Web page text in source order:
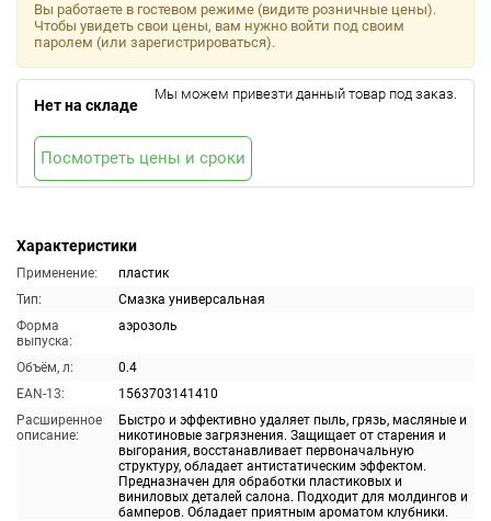
Характеристики
Применение:
пластик
Тип:
Смазка универсальная
Форма
выпуска:
аэрозоль
Объём, л:
0.4
EAN-13:
1563703141410
Расширенное
описание:
Быстро и эффективно удаляет пыль, грязь, масляные и
никотиновые загрязнения. Защищает от старения и
выгорания, восстанавливает первоначальную
структуру, обладает антистатическим эффектом.
Предназначен для обработки пластиковых и
виниловых деталей салона. Подходит для молдингов и
бамперов. Обладает приятным ароматом клубники.
Вы работаете в гостевом режиме (видите розничные цены).
Чтобы увидеть свои цены, вам нужно войти под своим
паролем (или зарегистрироваться).
Нет на складе
Мы можем привезти данный товар под заказ.
Посмотреть цены и сроки